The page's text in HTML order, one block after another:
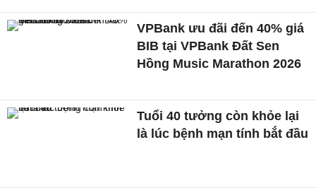
VPBank ưu đãi đến 40% giá
BIB tại VPBank Đất Sen
Hồng Music Marathon 2026
Tuổi 40 tưởng còn khỏe lại
là lúc bệnh mạn tính bắt đầu